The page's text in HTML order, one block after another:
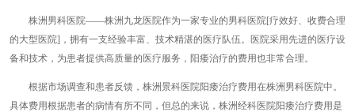
株洲男科医院——株洲九龙医院作为一家专业的男科医院[疗效好、收费合理
的大型医院]，拥有一支经验丰富、技术精湛的医疗队伍。医院采用先进的医疗设
备和技术，为患者提供高质量的医疗服务，阳痿治疗的费用也非常合理。
根据市场调查和患者反馈，株洲景科医院阳痿治疗费用在株洲男科医院中。
具体费用根据患者的病情有所不同，但总的来说，株洲经科医院阳痿治疗费用是